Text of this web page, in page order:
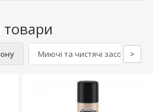
Миючі та чистячі засоби для
>